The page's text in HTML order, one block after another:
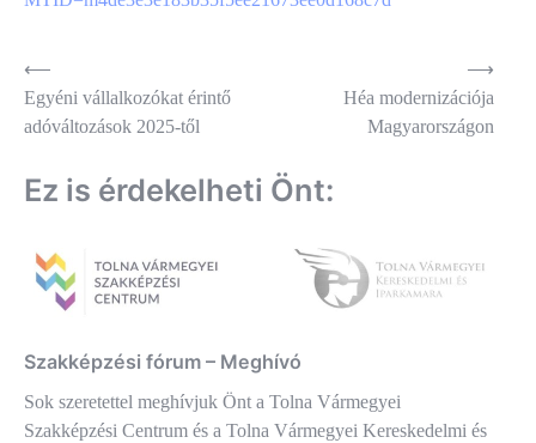
Bejegyzés
navigáció
⟵
Egyéni vállalkozókat érintő
adóváltozások 2025-től
Héa modernizációja
Magyarországon
⟶
Ez is érdekelheti Önt:
Szakképzési fórum – Meghívó
Sok szeretettel meghívjuk Önt a Tolna Vármegyei
Szakképzési Centrum és a Tolna Vármegyei Kereskedelmi és